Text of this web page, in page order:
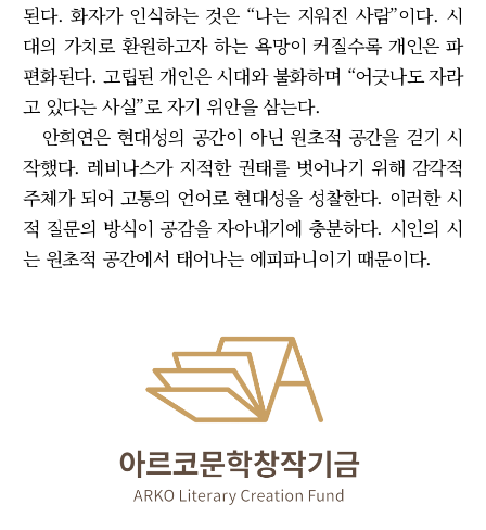
된다. 화자가 인식하는 것은 “나는 지워진 사람”이다. 시
대의 가치로 환원하고자 하는 욕망이 커질수록 개인은 파
편화된다. 고립된 개인은 시대와 불화하며 “어긋나도 자라
고 있다는 사실”로 자기 위안을 삼는다.
안희연은 현대성의 공간이 아닌 원초적 공간을 걷기 시
작했다. 레비나스가 지적한 권태를 벗어나기 위해 감각적
주체가 되어 고통의 언어로 현대성을 성찰한다. 이러한 시
적 질문의 방식이 공감을 자아내기에 충분하다. 시인의 시
는 원초적 공간에서 태어나는 에피파니이기 때문이다.